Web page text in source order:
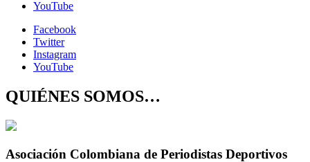
YouTube
Facebook
Twitter
Instagram
YouTube
QUIÉNES SOMOS…
Asociación Colombiana de Periodistas Deportivos